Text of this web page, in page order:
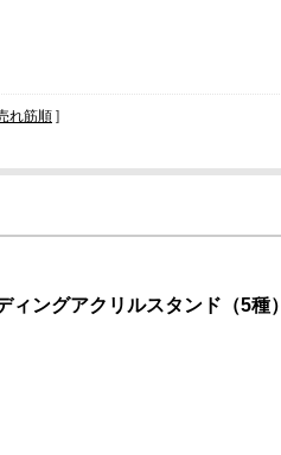
れ筋順 ]
ングアクリルスタンド（5種）